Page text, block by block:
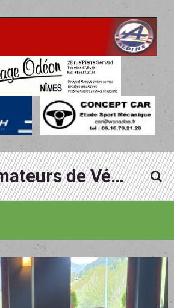
Amateurs de Véhicules Alpine du Gard